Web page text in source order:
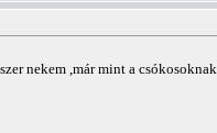
nekem ,már mint a